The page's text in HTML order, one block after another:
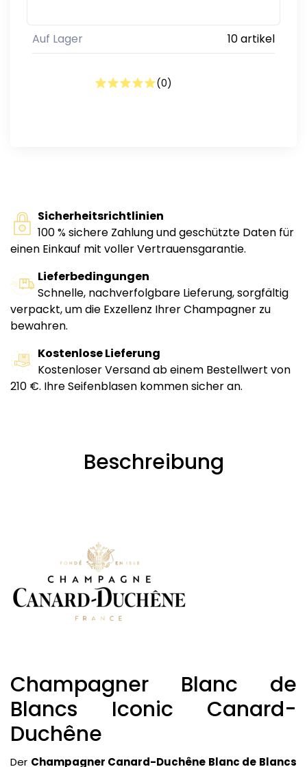
Auf Lager 10 artikel
(0)
Sicherheitsrichtlinien
100 % sichere Zahlung und geschützte Daten für
einen Einkauf mit voller Vertrauensgarantie.
Lieferbedingungen
Schnelle, nachverfolgbare Lieferung, sorgfältig
verpackt, um die Exzellenz Ihrer Champagner zu
bewahren.
Kostenlose Lieferung
Kostenloser Versand ab einem Bestellwert von
210 €. Ihre Seifenblasen kommen sicher an.
Beschreibung
Champagner Blanc de
Blancs Iconic Canard-
Duchêne
Der Champagner Canard-Duchêne Blanc de Blancs